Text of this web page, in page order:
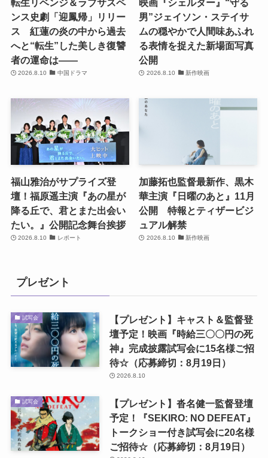
転生リベンジ＆ラブサスペ
ンス史劇「迎鳳帰」リリー
ス 紅蓮の炎の中から過去
へと“転生”した美しき復讐
者の運命は――
2026.8.10 中国ドラマ
映画『シェルター』“守る
男”ジェイソン・ステイサ
ムの穏やかで人間味あふれ
る表情を捉えた新場面写真
公開
2026.8.10 新作映画
福山雅治がサプライズ登
壇！福原遥主演『あの星が
降る丘で、君とまた出会い
たい。』公開記念舞台挨拶
2026.8.10 レポート
加藤拓也監督最新作、黒木
華主演『日曜のあと』11月
公開 特報とティザービジ
ュアル解禁
2026.8.10 新作映画
プレゼント
試写会
【プレゼント】キャスト＆監督登
壇予定！映画『時給三〇〇円の死
神』完成披露試写会に15名様ご招
待☆（応募締切：8月19日）
2026.8.10
試写会
【プレゼント】沓名健一監督登壇
予定！『SEKIRO: NO DEFEAT』
トークショー付き試写会に20名様
ご招待☆（応募締切：8月19日）